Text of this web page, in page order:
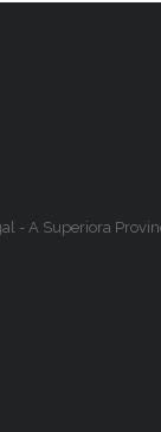
- A Superiora